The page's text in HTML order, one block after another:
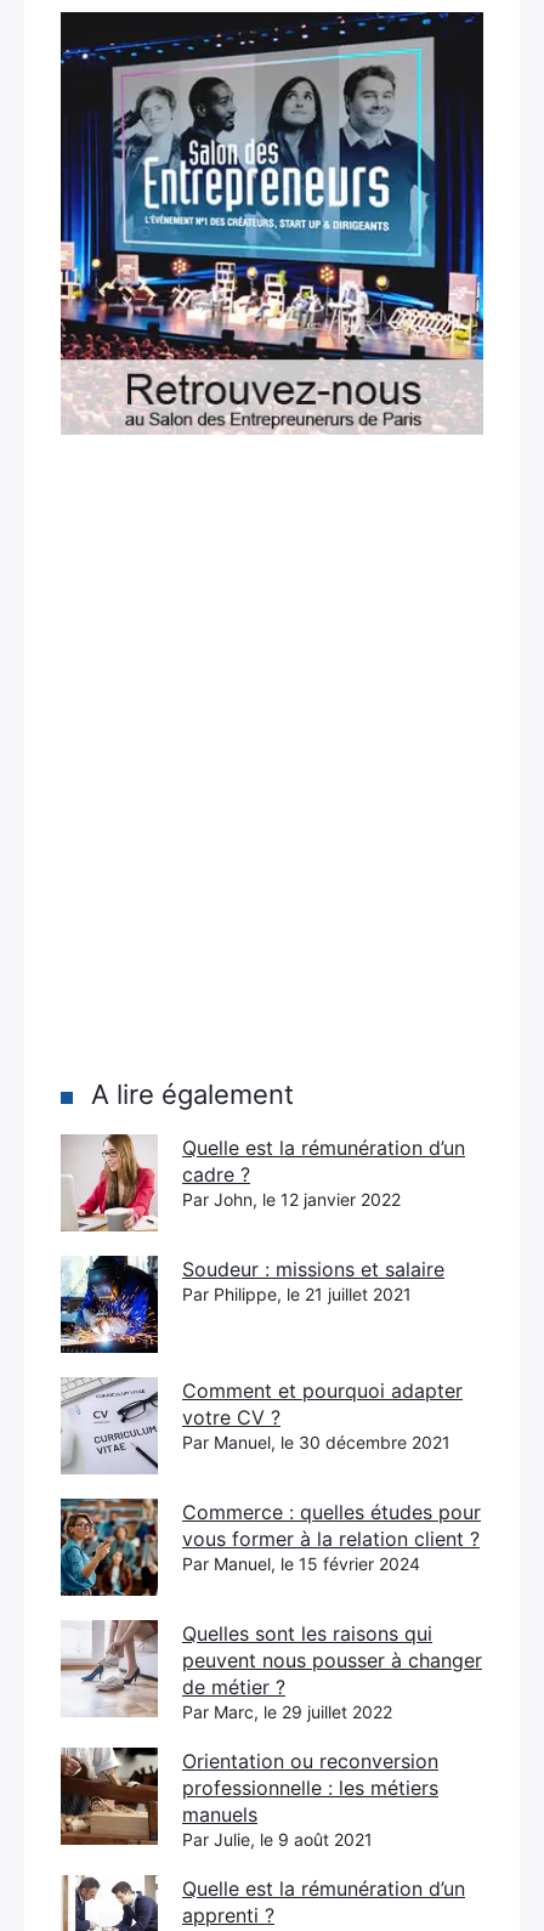
A lire également
Quelle est la rémunération d’un
cadre ?
Par John, le 12 janvier 2022
Soudeur : missions et salaire
Par Philippe, le 21 juillet 2021
Comment et pourquoi adapter
votre CV ?
Par Manuel, le 30 décembre 2021
Commerce : quelles études pour
vous former à la relation client ?
Par Manuel, le 15 février 2024
Quelles sont les raisons qui
peuvent nous pousser à changer
de métier ?
Par Marc, le 29 juillet 2022
Orientation ou reconversion
professionnelle : les métiers
manuels
Par Julie, le 9 août 2021
Quelle est la rémunération d’un
apprenti ?